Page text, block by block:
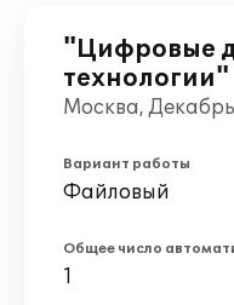
"Цифровые
технологии"
Москва,
Вариант работы
Файловый
Общее число
1